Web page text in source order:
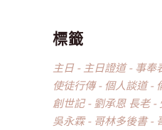
標籤
主日 主日證道 事奉
使徒行傳
個人談道
創世記
劉承恩 長老
吳永霖
哥林多後書